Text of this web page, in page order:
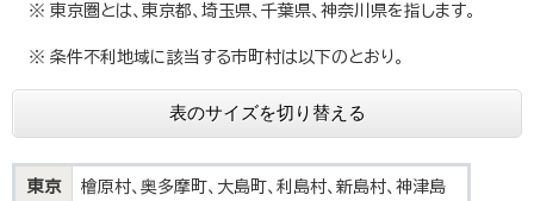
※ 東京圏とは、東京都、埼玉県、千葉県、神奈川県を指します。
※ 条件不利地域に該当する市町村は以下のとおり。
表のサイズを切り替える
東京
檜原村、奥多摩町、大島町、利島村、新島村、神津島